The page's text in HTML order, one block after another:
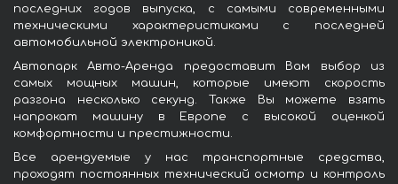
последних годов выпуска, с самыми современными
техническими характеристиками с последней
автомобильной электроникой.
Автопарк Авто-Аренда предоставит Вам выбор из
самых мощных машин, которые имеют скорость
разгона несколько секунд. Также Вы можете взять
напрокат машину в Европе с высокой оценкой
комфортности и престижности.
Все арендуемые у нас транспортные средства,
проходят постоянных технический осмотр и контроль